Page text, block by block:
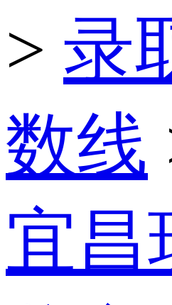
> 录
数线
宜昌